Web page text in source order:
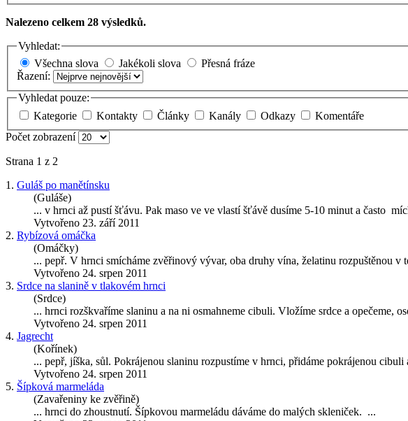
Nalezeno celkem 28 výsledků.
Vyhledat:
Všechna slova
Jakékoli slova
Přesná fráze
Řazení:
Vyhledat pouze:
Kategorie
Kontakty Články Kanály Odkazy
Komentáře
Počet zobrazení
Strana 1 z 2
1. Guláš po manětínsku
(Guláše)
... v hrnci až pustí šťávu. Pak maso ve ve vlastí šťávě dusíme 5-10 minut a často
Vytvořeno 23. září 2011
2. Rybízová omáčka
(Omáčky)
... pepř. V hrnci smícháme zvěřinový vývar, oba druhy vína, želatinu rozpuštěnou v
Vytvořeno 24. srpen 2011
3. Srdce na slanině v tlakovém hrnci
(Srdce)
... hrnci rozškvaříme slaninu a na ni osmahneme cibuli. Vložíme srdce a opečeme,
Vytvořeno 24. srpen 2011
4. Jagrecht
(Kořínek)
... pepř, jíška, sůl. Pokrájenou slaninu rozpustíme v hrnci, přidáme pokrájenou cibuli
Vytvořeno 24. srpen 2011
5. Šípková marmeláda
(Zavařeniny ke zvěřině)
... hrnci do zhoustnutí. Šípkovou marmeládu dáváme do malých skleniček. ...